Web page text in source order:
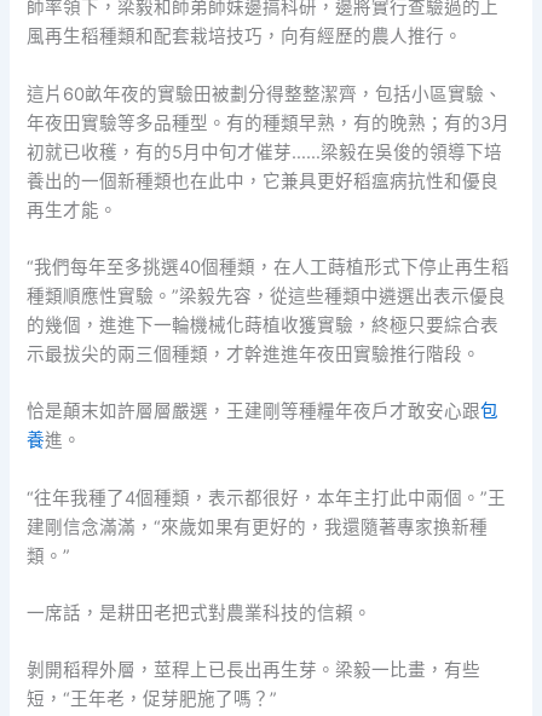
師率領下，梁毅和師弟師妹邊搞科研，邊將實行查驗過的上
風再生稻種類和配套栽培技巧，向有經歷的農人推行。
這片60畝年夜的實驗田被劃分得整整潔齊，包括小區實驗、
年夜田實驗等多品種型。有的種類早熟，有的晚熟；有的3月
初就已收穫，有的5月中旬才催芽……梁毅在吳俊的領導下培
養出的一個新種類也在此中，它兼具更好稻瘟病抗性和優良
再生才能。
“我們每年至多挑選40個種類，在人工蒔植形式下停止再生稻
種類順應性實驗。”梁毅先容，從這些種類中遴選出表示優良
的幾個，進進下一輪機械化蒔植收獲實驗，終極只要綜合表
示最拔尖的兩三個種類，才幹進進年夜田實驗推行階段。
恰是顛末如許層層嚴選，王建剛等種糧年夜戶才敢安心跟包
養進。
“往年我種了4個種類，表示都很好，本年主打此中兩個。”王
建剛信念滿滿，“來歲如果有更好的，我還隨著專家換新種
類。”
一席話，是耕田老把式對農業科技的信賴。
剝開稻稈外層，莖稈上已長出再生芽。梁毅一比畫，有些
短，“王年老，促芽肥施了嗎？”